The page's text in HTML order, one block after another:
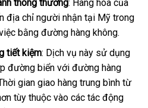
thông thường: Hàng hóa của
địa chỉ người nhận tại Mỹ trong
bằng đường hàng không.
tiết kiệm: Dịch vụ này sử dụng
đường biển với đường hàng
gian giao hàng trung bình từ
tùy thuộc vào các tác động